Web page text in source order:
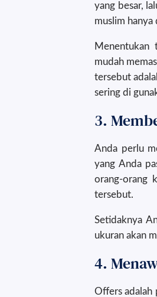
yang besar,
muslim hanya
Menentukan
mudah
tersebut
sering di
3.
Anda perlu
yang Anda
orang-orang
tersebut.
Setidaknya
ukuran akan
4.
Offers adalah